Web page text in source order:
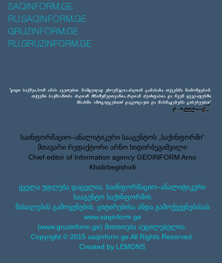
SAQINFORM.GE
RU.SAQINFORM.GE
GRUZINFORM.GE
RU.GRUZINFORM.GE
საინფორმაციო–ანალიტიკური სააგენტოს „საქინფორმი”
მთავარი რედაქტორი არნო ხიდირბეგიშვილი
Chief editor of Information agency GEOINFORM Arno
Khidirbegishvili
ყველა უფლება დაცულია. საინფორმაციო–ანალიტიკური
სააგენტო საქინფორმის
მასალების გამოყენების, ციტირებისა ანდა გამოქვეყნებისას
www.saqinform.ge
(www.gruzinform.ge) მითითება აუცილებელია.
Copyright © 2015 saqinform.ge All Rights Reserved.
Created by LEMONS